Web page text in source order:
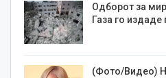
Одборот за
Газа го издаде
(Фото/Видео)